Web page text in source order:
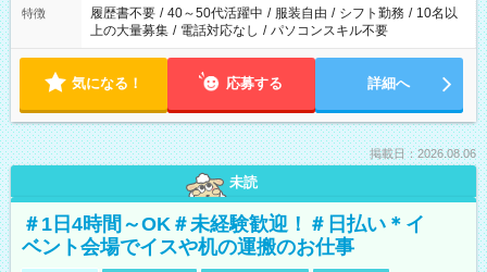
合は応募できません。
特徴 履歴書不要 / 40～50代活躍中 / 服装自由 / シフト勤務 / 10名以
上の大量募集 / 電話対応なし / パソコンスキル不要
気になる！ 応募する 詳細へ
掲載日：2026.08.06
未読
＃1日4時間～OK＃未経験歓迎！＃日払い＊イ
ベント会場でイスや机の運搬のお仕事